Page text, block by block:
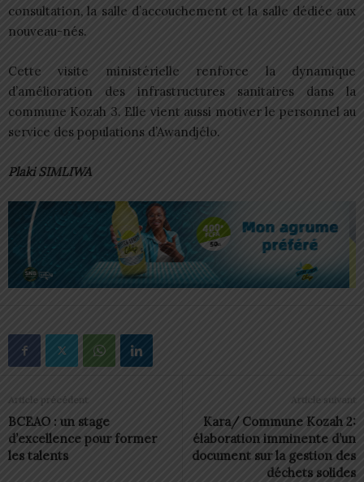
consultation, la salle d’accouchement et la salle dédiée aux
nouveau-nés.
Cette visite ministérielle renforce la dynamique
d’amélioration des infrastructures sanitaires dans la
commune Kozah 3. Elle vient aussi motiver le personnel au
service des populations d’Awandjélo.
Plaki SIMLIWA
Article précédent
BCEAO : un stage
d’excellence pour former
les talents
Article suivant
Kara/ Commune Kozah 2:
élaboration imminente d’un
document sur la gestion des
déchets solides